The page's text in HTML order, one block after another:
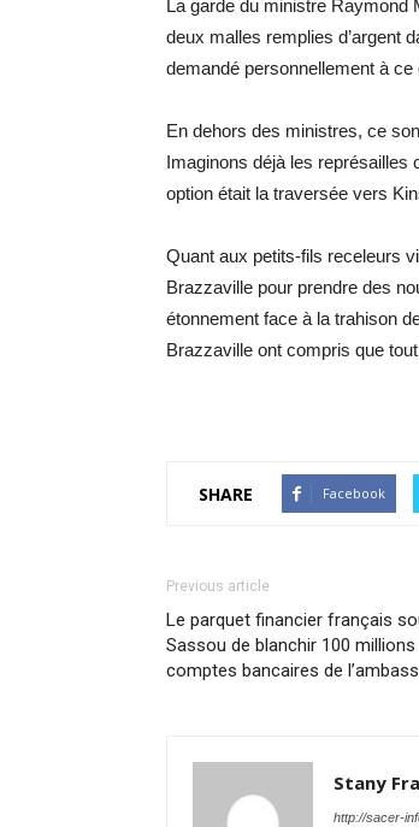
La garde du ministre Raymond
deux malles remplies d’argent
demandé personnellement à
En dehors des ministres, ce
Imaginons déjà les représailles
option était la traversée vers
Quant aux petits-fils receleurs
Brazzaville pour prendre des
étonnement face à la trahison
Brazzaville ont compris que
SHARE Facebook
Previous article
Le parquet financier français
Sassou de blanchir 100
comptes bancaires de
Stany
http://sacer-